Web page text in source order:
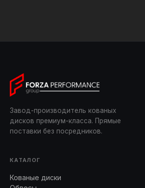
Завод-производитель кованых
дисков премиум-класса. Прямые
поставки без посредников.
КАТАЛОГ
Кованые диски